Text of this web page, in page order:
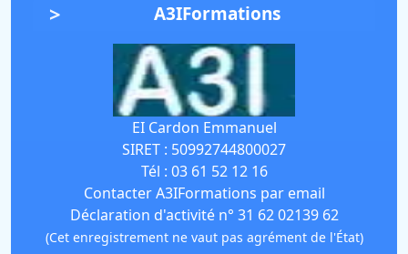
A3IFormations
EI Cardon Emmanuel
SIRET : 50992744800027
Tél : 03 61 52 12 16
Contacter A3IFormations par email
Déclaration d'activité n° 31 62 02139 62
(Cet enregistrement ne vaut pas agrément de l'État)